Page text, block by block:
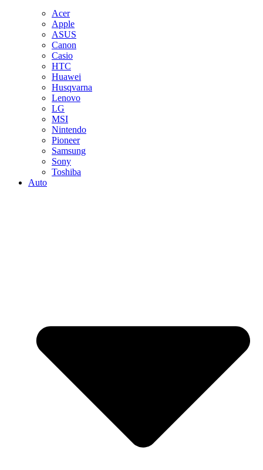
Acer
Apple
ASUS
Canon
Casio
HTC
Huawei
Husqvarna
Lenovo
LG
MSI
Nintendo
Pioneer
Samsung
Sony
Toshiba
Auto